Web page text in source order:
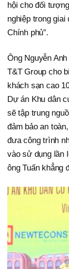
hội cho đối
nghiệp trong giai
Chính phủ”.
Ông Nguyễn
T&T Group cho
khách sạn cao
Dự án Khu dân
sẽ tập trung
đảm bảo an
đưa công trình
vào sử dụng lần
ông Tuấn khẳng